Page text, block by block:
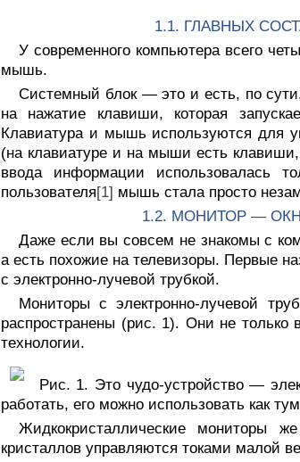
1.1. ГЛАВНЫХ
У современного компьютера всего
мышь.
Системный блок — это и есть, по
на нажатие клавиши, которая
Клавиатура и мышь используются для
(на клавиатуре и на мыши есть
ввода информации использовалась
пользователя[1] мышь стала просто
1.2. МОНИТОР —
Даже если вы совсем не знакомы с
а есть похожие на телевизоры. Первые
с электронно-лучевой трубкой.
Мониторы с электронно-лучевой
распространены (рис. 1). Они не
технологии.
Рис. 1. Это чудо-устройство —
работать, его можно использовать как
Жидкокристаллические мониторы
кристаллов управляются токами малой